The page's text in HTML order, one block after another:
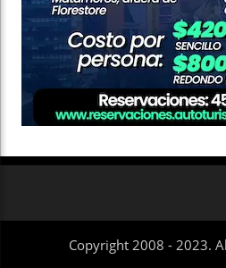
Copyright 2008 - 2023.